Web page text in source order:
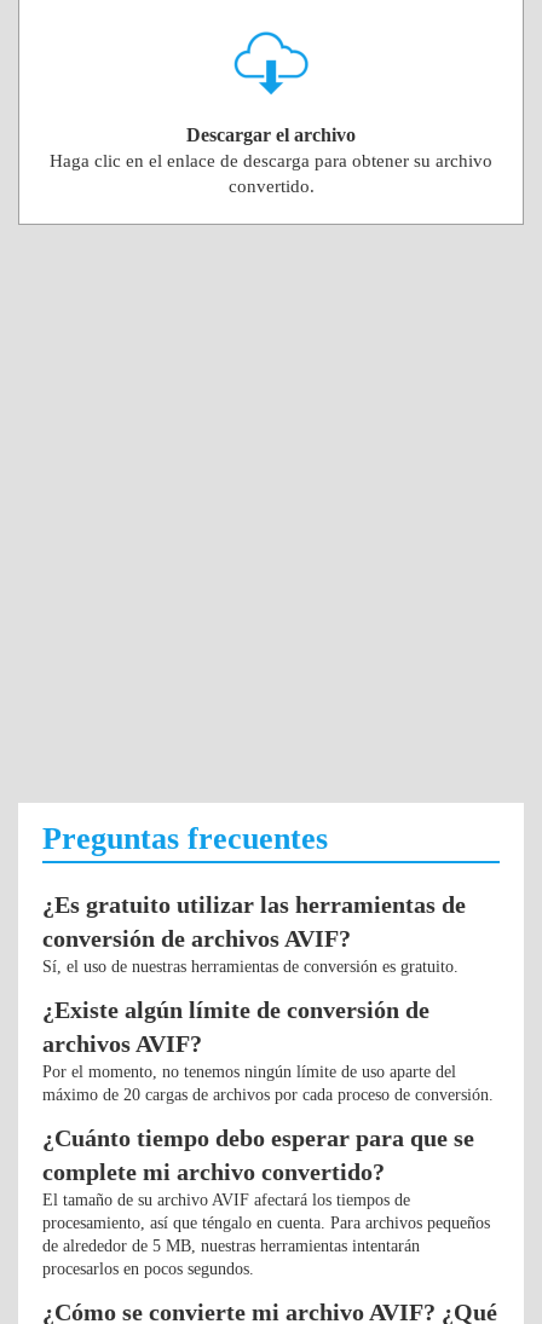
Descargar el archivo
Haga clic en el enlace de descarga para obtener su archivo
convertido.
Preguntas frecuentes
¿Es gratuito utilizar las herramientas de
conversión de archivos AVIF?
Sí, el uso de nuestras herramientas de conversión es gratuito.
¿Existe algún límite de conversión de
archivos AVIF?
Por el momento, no tenemos ningún límite de uso aparte del
máximo de 20 cargas de archivos por cada proceso de conversión.
¿Cuánto tiempo debo esperar para que se
complete mi archivo convertido?
El tamaño de su archivo AVIF afectará los tiempos de
procesamiento, así que téngalo en cuenta. Para archivos pequeños
de alrededor de 5 MB, nuestras herramientas intentarán
procesarlos en pocos segundos.
¿Cómo se convierte mi archivo AVIF? ¿Qué